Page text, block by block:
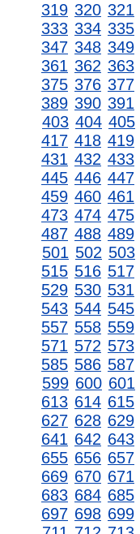
319 320 321
333 334 335
347 348 349
361 362 363
375 376 377
389 390 391
403 404 405
417 418 419
431 432 433
445 446 447
459 460 461
473 474 475
487 488 489
501 502 503
515 516 517
529 530 531
543 544 545
557 558 559
571 572 573
585 586 587
599 600 601
613 614 615
627 628 629
641 642 643
655 656 657
669 670 671
683 684 685
697 698 699